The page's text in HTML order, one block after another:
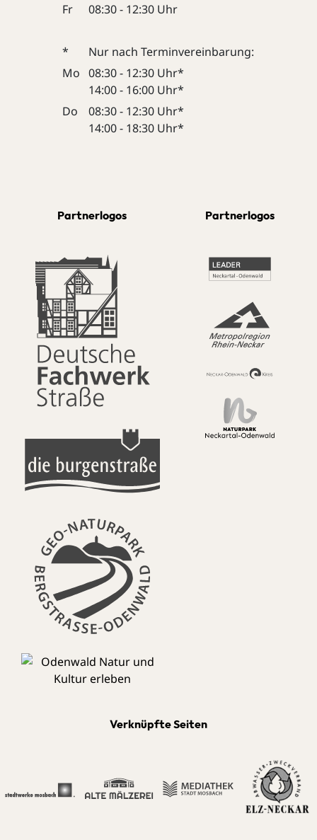
Fr
08:30 - 12:30 Uhr
*
Nur nach Terminvereinbarung:
Mo 08:30 - 12:30 Uhr*
14:00 - 16:00 Uhr*
Do
08:30 - 12:30 Uhr*
14:00 - 18:30 Uhr*
Partnerlogos Partnerlogos
Verknüpfte Seiten